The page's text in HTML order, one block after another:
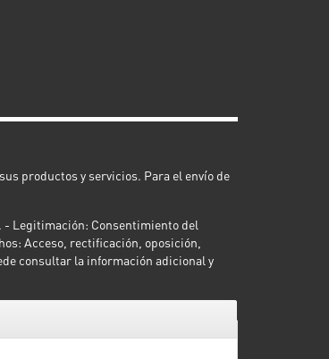
productos y servicios. Para el envío de
- Legitimación: Consentimiento del
Acceso, rectificación, oposición,
consultar la información adicional y